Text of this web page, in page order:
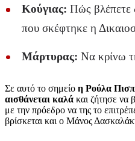
Κούγιας: Πώς βλέπετε
που σκέφτηκε η
Μάρτυρας: Να κρίνω
Σε αυτό το σημείο η Ρούλα
αισθάνεται καλά και ζήτησε να
με την πρόεδρο να της το
βρίσκεται και ο Μάνος